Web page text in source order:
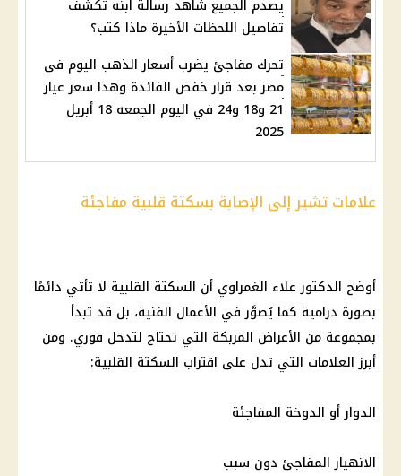
يصدم الجميع شاهد رسالة ابنه تكشف
تفاصيل اللحظات الأخيرة ماذا كتب؟
تحرك مفاجئ يضرب أسعار الذهب اليوم في
مصر بعد قرار خفض الفائدة وهذا سعر عيار
21 و18 و24 في اليوم الجمعه 18 أبريل
2025
علامات تشير إلى الإصابة بسكتة قلبية مفاجئة
أوضح الدكتور علاء الغمراوي أن السكتة القلبية لا تأتي دائمًا
بصورة درامية كما يُصوَّر في الأعمال الفنية، بل قد تبدأ
بمجموعة من الأعراض المربكة التي تحتاج لتدخل فوري. ومن
أبرز العلامات التي تدل على اقتراب السكتة القلبية:
الدوار أو الدوخة المفاجئة
الانهيار المفاجئ دون سبب